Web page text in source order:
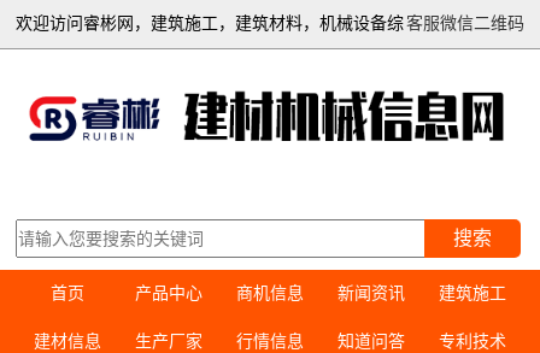
客服微信二维码
欢迎访问睿彬网，建筑施工，建筑材料，机械设备综
搜索
首页 产品中心 商机信息 新闻资讯 建筑施工
建材信息 生产厂家 行情信息 知道问答 专利技术